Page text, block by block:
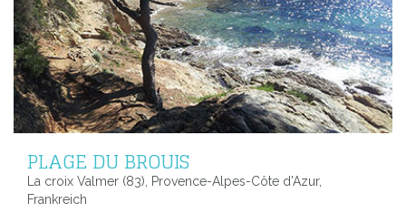
PLAGE DU BROUIS
La croix Valmer (83), Provence-Alpes-Côte d’Azur,
Frankreich